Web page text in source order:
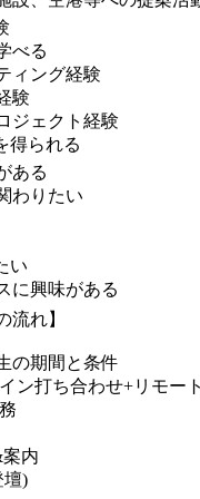
べる
ィング経験
験
ジェクト経験
得られる
ある
わりたい
い
に興味がある
流れ】
の期間と条件
ン打ち合わせ+リモー
内
壇)